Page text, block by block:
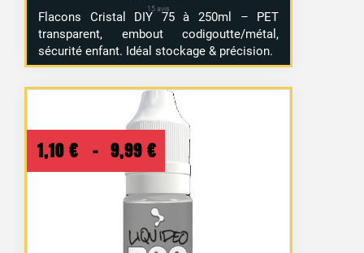
Flacons Cristal DIY 75 à 250ml – PET
transparent, embout codigoutte/métal,
sécurité enfant. Idéal stockage & précision.
1,10 € – 9,99 €
Plage
de
prix :
1,10 €